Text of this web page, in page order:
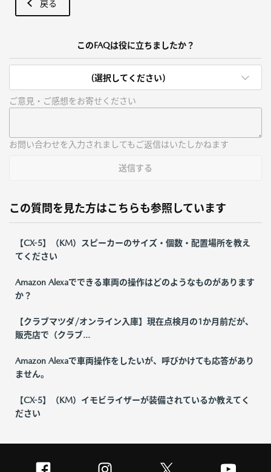
戻る
このFAQは役に立ちましたか？
(選択してください)
ご意見・ご感想をお寄せください
お問い合わせを入力されましてもご返信はいたしかねます
送信する
この質問を見た方はこちらも参照しています
【CX-5】（KM）スピーカーのサイズ・個数・配置場所を教え
てください
Amazon Alexaでできる車両の操作はどのようなものがあります
か？
【クラブマツダ/オンライン入庫】現在点検月の1か月前だが、
販売店で（クラブ...
Amazon Alexaで車両操作をしたいが、呼びかけても応答があり
ません。
【CX-5】（KM）イモビライザーが装備されているか教えてく
ださい